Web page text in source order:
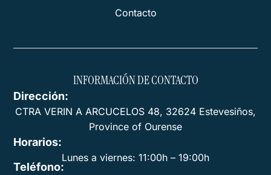
Contacto
INFORMACIÓN DE CONTACTO
Dirección:
CTRA VERIN A ARCUCELOS 48, 32624 Estevesiños,
Province of Ourense
Horarios:
Lunes a viernes: 11:00h – 19:00h
Teléfono: